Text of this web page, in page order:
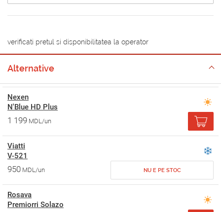
verificati pretul si disponibilitatea la operator
Alternative
Nexen
N'Blue HD Plus
1 199 MDL/un
Viatti
V-521
950 MDL/un NU E PE STOC
Rosava
Premiorri Solazo